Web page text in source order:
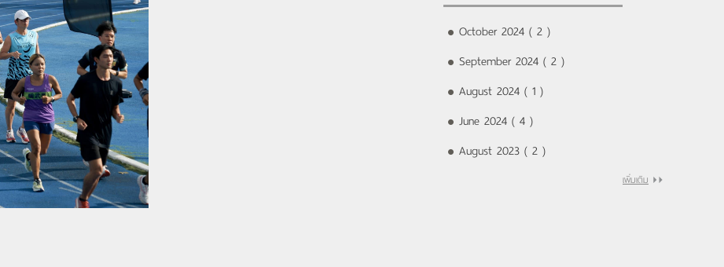
October 2024 ( 2 )
September 2024 ( 2 )
August 2024 ( 1 )
June 2024 ( 4 )
August 2023 ( 2 )
เพิ่มเติม